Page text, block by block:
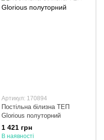
Артикул: 170894
Постільна білизна ТЕП
Glorious полуторний
1 421 грн
В наявності